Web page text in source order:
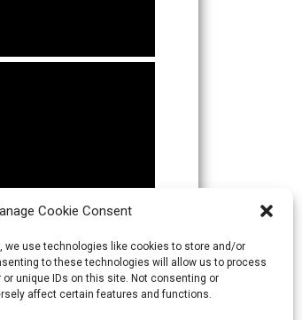
Cookie Consent
we use technologies like cookies to store and/or
to these technologies will allow us to process
unique IDs on this site. Not consenting or
affect certain features and functions.